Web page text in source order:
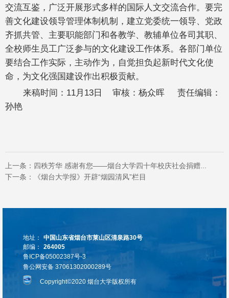
交流互鉴，广泛开展形式多样的国际人文交流合作。要完
善文化建设领导管理体制机制，建立党委统一领导、党政
齐抓共管、主要职能部门和各教学、教辅单位各司其职、
全校师生员工广泛参与的文化建设工作体系。各部门单位
要结合工作实际，主动作为，自觉担负起新时代文化使
命，为文化强国建设作出积极贡献。
来稿时间：11月13日 审核：杨众晖 责任编辑：
孙艳
上一条： 四秩芳华 感谢有您——烟台大学四十年校庆社会捐赠...
下一条：
《烟台大学报》开辟“烟园清风”栏目
地址：
中国山东省烟台市莱山区清泉路30号
邮编：
264005
鲁ICP备05002387号-3
鲁公网安备 37061302000289号
Copyright©2020 烟台大学版权所有